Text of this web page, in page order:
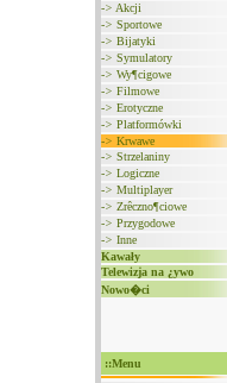
-> Akcji
-> Sportowe
-> Bijatyki
-> Symulatory
-> Wy¶cigowe
-> Filmowe
-> Erotyczne
-> Platformówki
-> Krwawe
-> Strzelaniny
-> Logiczne
-> Multiplayer
-> Zrêczno¶ciowe
-> Przygodowe
-> Inne
Kawały
Telewizja na ¿ywo
Nowo�ci
::Menu